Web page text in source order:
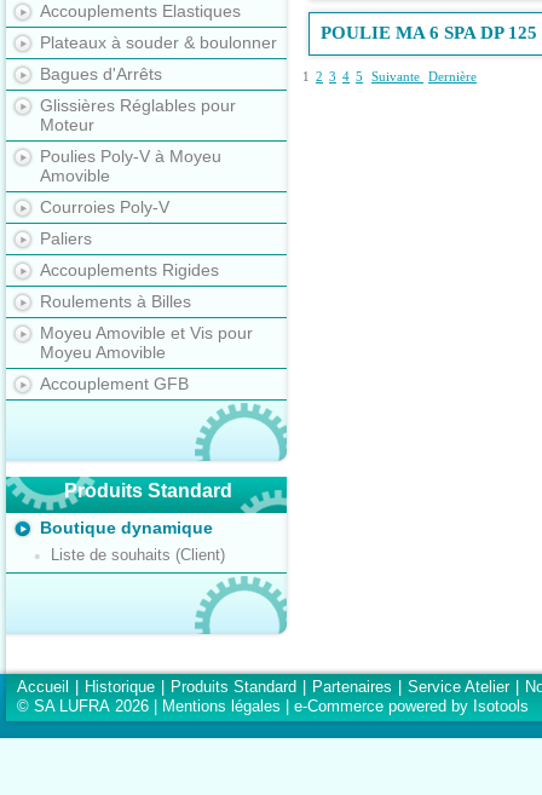
Accouplements Elastiques
Plateaux à souder & boulonner
Bagues d'Arrêts
Glissières Réglables pour
Moteur
Poulies Poly-V à Moyeu
Amovible
Courroies Poly-V
Paliers
Accouplements Rigides
Roulements à Billes
Moyeu Amovible et Vis pour
Moyeu Amovible
Accouplement GFB
Produits Standard
Boutique dynamique
Liste de souhaits (Client)
POULIE MA 6 SPA DP 125
1 2 3 4 5 Suivante Dernière
Accueil Historique Produits Standard Partenaires Service Atelier
© SA LUFRA 2026 |
Mentions légales e-Commerce powered by Isotools